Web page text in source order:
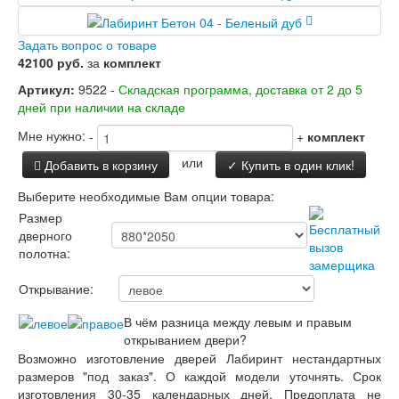
Заводские двери
Двери Лабиринт
Лабиринт Аляска Лайт
Лабиринт Арт
Лабиринт Атлантик
Лабиринт Бетон
Лабиринт Верса
Лабиринт Версаль
Лабиринт Гранд
Лабиринт Дверь двойная тамбурная под
заказ
Лабиринт Имперо
Лабиринт Инфинити
Лабиринт Иссида
Лабиринт Кармина
Лабиринт Классик Антик медный
Лабиринт Классик Шагрень
Лабиринт Кредор
Лабиринт Лаб Про
Лабиринт Лайн Вайт
Лабиринт Леолаб
Задать вопрос о товаре
42100 руб. за комплект
Артикул: 9522 - Складская программа, доставка от 2 до 5
дней при наличии на складе
Мне нужно: - + комплект
Добавить в корзину
или
✓ Купить в один клик!
Выберите необходимые Вам опции товара:
Размер
дверного
полотна:
Открывание:
В чём разница между левым и правым
открыванием двери?
Возможно изготовление дверей Лабиринт нестандартных
размеров "под заказ". О каждой модели уточнять. Срок
изготовления 30-35 календарных дней. Предоплата не